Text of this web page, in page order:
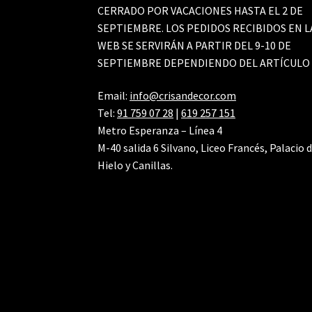
CERRADO POR VACACIONES HASTA EL 2 DE
SEPTIEMBRE. LOS PEDIDOS RECIBIDOS EN
WEB SE SERVIRÁN A PARTIR DEL 9-10 DE
SEPTIEMBRE DEPENDIENDO DEL ARTÍCULO
Email: info@crisandecor.com
Tel:91 759 07 28 |619 257 151
Metro Esperanza – Línea 4
M-40 salida 6 Silvano, Liceo Francés, Palacio
Hielo y Canillas.